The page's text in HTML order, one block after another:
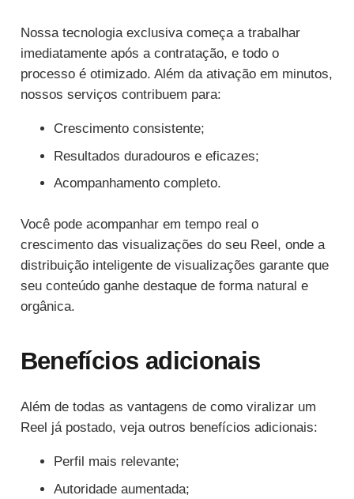
Nossa tecnologia exclusiva começa a trabalhar
imediatamente após a contratação, e todo o
processo é otimizado. Além da ativação em minutos,
nossos serviços contribuem para:
Crescimento consistente;
Resultados duradouros e eficazes;
Acompanhamento completo.
Você pode acompanhar em tempo real o
crescimento das visualizações do seu Reel, onde a
distribuição inteligente de visualizações garante que
seu conteúdo ganhe destaque de forma natural e
orgânica.
Benefícios adicionais
Além de todas as vantagens de como viralizar um
Reel já postado, veja outros benefícios adicionais:
Perfil mais relevante;
Autoridade aumentada;